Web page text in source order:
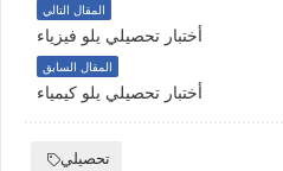
المقال التالي
أختبار تحصيلي يلو فيزياء
المقال السابق
أختبار تحصيلي يلو كيمياء
تحصيلي